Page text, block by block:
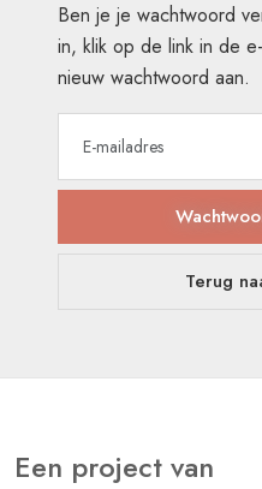
Ben je je wachtwoord
in, klik op de link in de
nieuw wachtwoord aan.
Terug
Een project van